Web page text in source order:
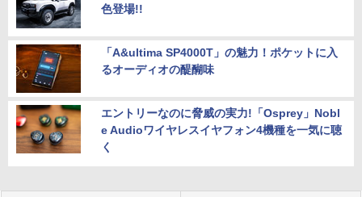
色登場!!
「A&ultima SP4000T」の魅力！ポケットに入
るオーディオの醍醐味
エントリーなのに脅威の実力!「Osprey」Nobl
e Audioワイヤレスイヤフォン4機種を一気に聴
く